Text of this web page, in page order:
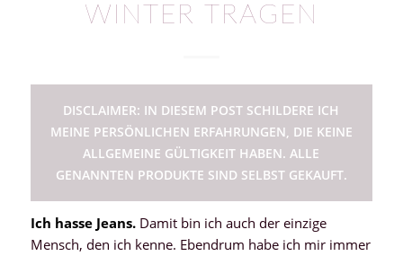
WINTER TRAGEN
DISCLAIMER: IN DIESEM POST SCHILDERE ICH
MEINE PERSÖNLICHEN ERFAHRUNGEN, DIE KEINE
ALLGEMEINE GÜLTIGKEIT HABEN. ALLE
GENANNTEN PRODUKTE SIND SELBST GEKAUFT.
Ich hasse Jeans.Damit bin ich auch der einzige
Mensch, den ich kenne. Ebendrum habe ich mir immer